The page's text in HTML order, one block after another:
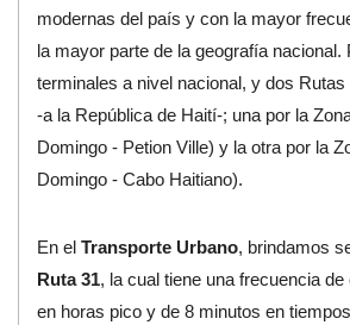
modernas del país y con la mayor
la mayor parte de la geografía nacional.
terminales a nivel nacional, y dos Rutas
-a la República de Haití-; una por la
Domingo - Petion Ville) y la otra por la
Domingo - Cabo Haitiano).
En elTransporte Urbano, brindamos
Ruta 31, la cual tiene una frecuencia
en horas pico y de 8 minutos en